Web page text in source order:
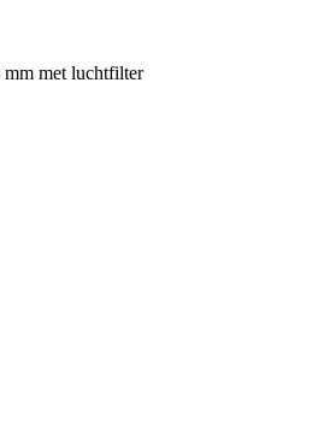
mm met luchtfilter